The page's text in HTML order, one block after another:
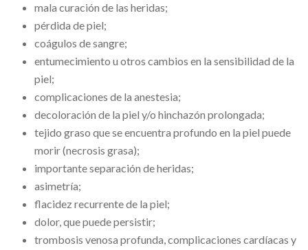
mala curación de las heridas;
pérdida de piel;
coágulos de sangre;
entumecimiento u otros cambios en la sensibilidad de la
piel;
complicaciones de la anestesia;
decoloración de la piel y/o hinchazón prolongada;
tejido graso que se encuentra profundo en la piel puede
morir (necrosis grasa);
importante separación de heridas;
asimetría;
flacidez recurrente de la piel;
dolor, que puede persistir;
trombosis venosa profunda, complicaciones cardíacas y